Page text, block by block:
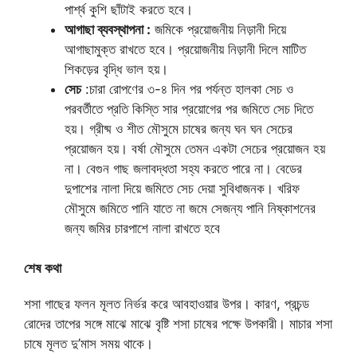
পার্শ্ব কুশি ছাঁটাই করতে হবে।
আগাছা ব্যবস্থাপনা : জমিকে প্রয়োজনীয় নিড়ানী দিয়ে
আগাছামুক্ত রাখতে হবে। প্রয়োজনীয় নিড়ানী দিলে মাটিত
শিকড়ের বৃদ্ধি ভাল হয়।
সেচ:চারা রোপণের ৩-৪ দিন পর পর্যন্ত হালকা সেচ ও
পরবর্তীতে প্রতি কিস্তি সার প্রয়োগের পর জমিতে সেচ দিতে
হয়। গ্রীষ্ম ও শীত মৌসুমে চাষের জন্য ঘন ঘন সেচের
প্রয়োজন হয়। বর্ষা মৌসুমে তেমন একটা সেচের প্রয়োজন হয়
না। বেগুন গাছ জলাবদ্ধতা সহ্য করতে পারে না। বেডের
দুপাশের নালা দিয়ে জমিতে সেচ দেয়া সুবিধাজনক। খরিফ
মৌসুমে জমিতে পানি যাতে না জমে সেজন্য পানি নিষ্কাশনের
জন্য জমির চারপাশে নালা রাখতে হবে
শেষ কথা
শসা গাছের ফলন মূলত নির্ভর করে আবহাওয়ার উপর। কারণ, প্রচন্ড
রোদের তাপের সঙ্গে মাঝে মাঝে বৃষ্টি শসা চাষের পক্ষে উপকারী। মাচার শসা
চাষে মূলত দু’মাস সময় থাকে।